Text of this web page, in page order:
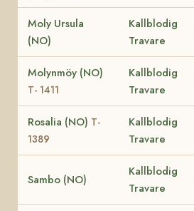
Moly Ursula
(NO)
Kallblodig
Travare
Molynmöy (NO)
T- 1411
Kallblodig
Travare
Rosalia (NO) T-
1389
Kallblodig
Travare
Sambo (NO)
Kallblodig
Travare